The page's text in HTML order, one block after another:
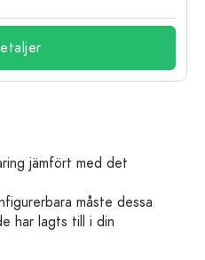
jämfört med det
måste dessa
har lagts till i din